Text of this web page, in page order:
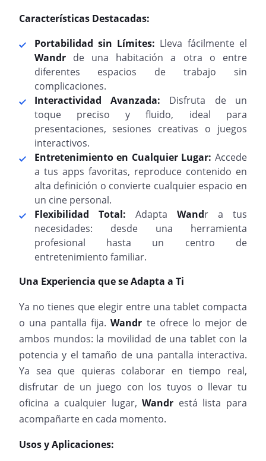
Características Destacadas:
Portabilidad sin Límites: Lleva fácilmente el
Wandrde una habitación a otra o entre
diferentes espacios de trabajo sin
complicaciones.
Interactividad Avanzada: Disfruta de un
toque preciso y fluido, ideal para
presentaciones, sesiones creativas o juegos
interactivos.
Entretenimiento en Cualquier Lugar: Accede
a tus apps favoritas, reproduce contenido en
alta definición o convierte cualquier espacio en
un cine personal.
Flexibilidad Total: Adapta Wandr a tus
necesidades: desde una herramienta
profesional hasta un centro de
entretenimiento familiar.
Una Experiencia que se Adapta a Ti
Ya no tienes que elegir entre una tablet compacta
o una pantalla fija.Wandr te ofrece lo mejor de
ambos mundos: la movilidad de una tablet con la
potencia y el tamaño de una pantalla interactiva.
Ya sea que quieras colaborar en tiempo real,
disfrutar de un juego con los tuyos o llevar tu
oficina a cualquier lugar,Wandr está lista para
acompañarte en cada momento.
Usos y Aplicaciones: